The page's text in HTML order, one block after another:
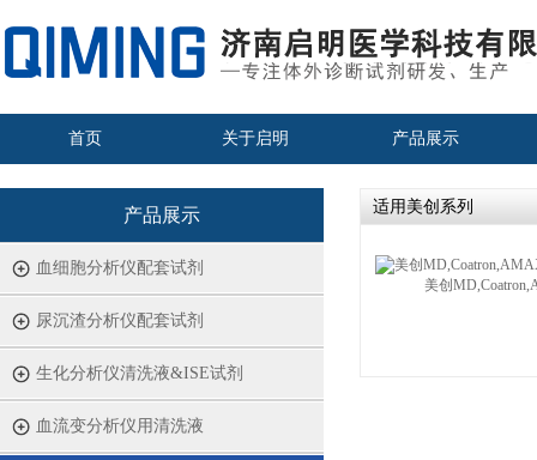
首页 关于启明 产品展示
产品展示
血细胞分析仪配套试剂
尿沉渣分析仪配套试剂
生化分析仪清洗液&ISE试剂
血流变分析仪用清洗液
适用美创系列
美创